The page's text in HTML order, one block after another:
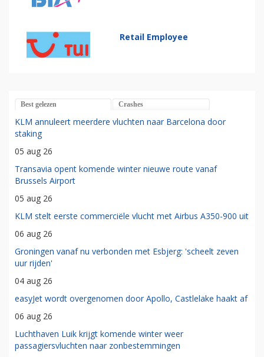
Retail Employee
Best gelezen Crashes
KLM annuleert meerdere vluchten naar Barcelona door
staking
05 aug 26
Transavia opent komende winter nieuwe route vanaf
Brussels Airport
05 aug 26
KLM stelt eerste commerciële vlucht met Airbus A350-900 uit
06 aug 26
Groningen vanaf nu verbonden met Esbjerg: 'scheelt zeven
uur rijden'
04 aug 26
easyJet wordt overgenomen door Apollo, Castlelake haakt af
06 aug 26
Luchthaven Luik krijgt komende winter weer
passagiersvluchten naar zonbestemmingen